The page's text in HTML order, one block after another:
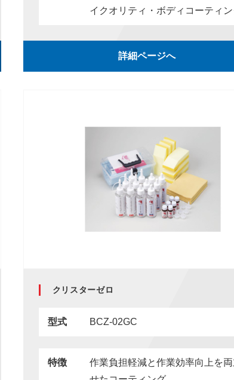
イクオリティ・ボディコーティ
詳細ページへ
クリスターゼロ
型式 BCZ-02GC
特徴
作業負担軽減と作業効率向上を